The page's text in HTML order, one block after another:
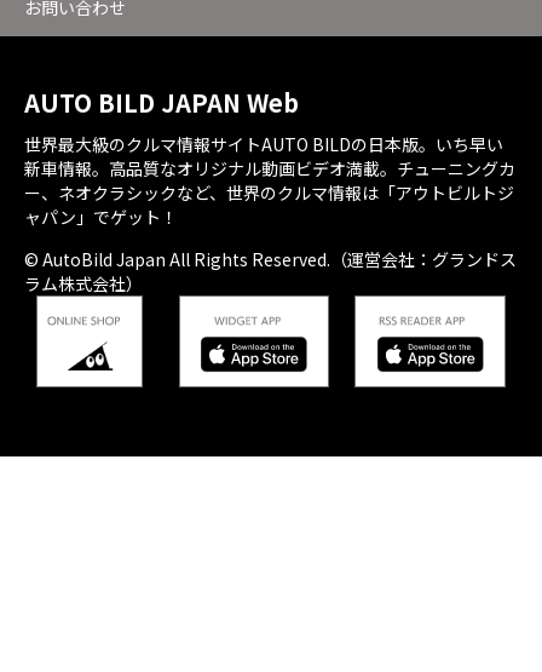
お問い合わせ
AUTO BILD JAPAN Web
世界最大級のクルマ情報サイトAUTO BILDの日本版。いち早い
新車情報。高品質なオリジナル動画ビデオ満載。チューニングカ
ー、ネオクラシックなど、世界のクルマ情報は「アウトビルトジ
ャパン」でゲット！
© AutoBild Japan All Rights Reserved.（運営会社：グランドス
ラム株式会社）